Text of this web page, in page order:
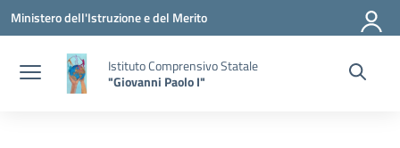
Vai ai contenuti
Vai al menu di navigazione
Vai al footer
Ministero dell'Istruzione e del Merito
Istituto Comprensivo Statale
"Giovanni Paolo I"